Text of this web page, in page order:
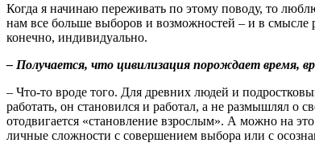
Когда я начинаю переживать по этому поводу, то
нам все больше выборов и возможностей – и в смысле
конечно, индивидуально.
– Получается, что цивилизация порождает время,
– Что-то вроде того. Для древних людей и
работать, он становился и работал, а не размышлял о
отодвигается «становление взрослым». А можно на
личные сложности с совершением выбора или с